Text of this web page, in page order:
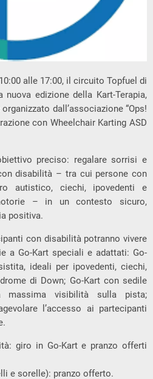
alle 17:00, il circuito Topfuel di
edizione della Kart-Terapia,
dall’associazione “Ops!
con Wheelchair Karting ASD
preciso: regalare sorrisi e
disabilità – tra cui persone con
autistico, ciechi, ipovedenti e
– in un contesto sicuro,
positiva.
con disabilità potranno vivere
a Go-Kart speciali e adattati: Go-
ideali per ipovedenti, ciechi,
di Down; Go-Kart con sedile
massima visibilità sulla pista;
l’accesso ai partecipanti
giro in Go-Kart e pranzo offerti
e sorelle): pranzo offerto.